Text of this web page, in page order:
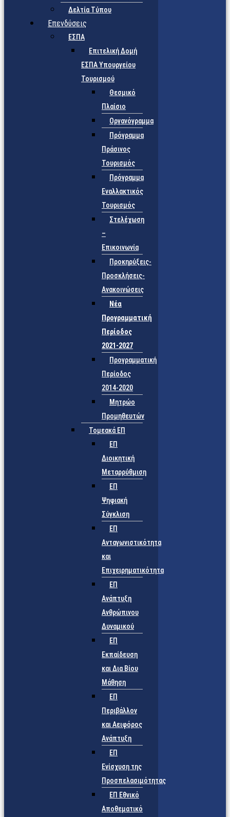
Δελτία Τύπου
Επενδύσεις
ΕΣΠΑ
Επιτελική Δομή
ΕΣΠΑ Υπουργείου
Τουρισμού
Θεσμικό
Πλαίσιο
Οργανόγραμμα
Πρόγραμμα
Πράσινος
Τουρισμός
Πρόγραμμα
Εναλλακτικός
Τουρισμός
Στελέχωση
–
Επικοινωνία
Προκηρύξεις-
Προσκλήσεις-
Ανακοινώσεις
Νέα
Προγραμματική
Περίοδος
2021-2027
Προγραμματική
Περίοδος
2014-2020
Μητρώο
Προμηθευτών
Τομεακά ΕΠ
ΕΠ
Διοικητική
Μεταρρύθμιση
ΕΠ
Ψηφιακή
Σύγκλιση
ΕΠ
Ανταγωνιστικότητα
και
Επιχειρηματικότητα
ΕΠ
Ανάπτυξη
Ανθρώπινου
Δυναμικού
ΕΠ
Εκπαίδευση
και Δια Βίου
Μάθηση
ΕΠ
Περιβάλλον
και Αειφόρος
Ανάπτυξη
ΕΠ
Ενίσχυση της
Προσπελασιμότητας
ΕΠ Εθνικό
Αποθεματικό